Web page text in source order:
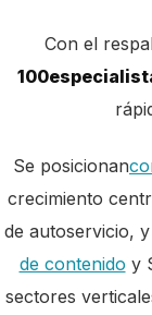
Con el
100
Se posicionan
crecimiento
de autoservicio,
de contenido y
sectores